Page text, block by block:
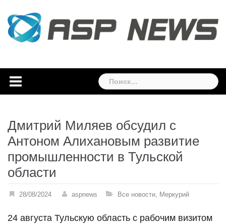
content
Найти:
Дмитрий Миляев обсудил с
Антоном Алихановым развитие
промышленности в Тульской
области
28/08/2024 aspnews Все новости, Меркурий
24 августа Тульскую область с рабочим визитом